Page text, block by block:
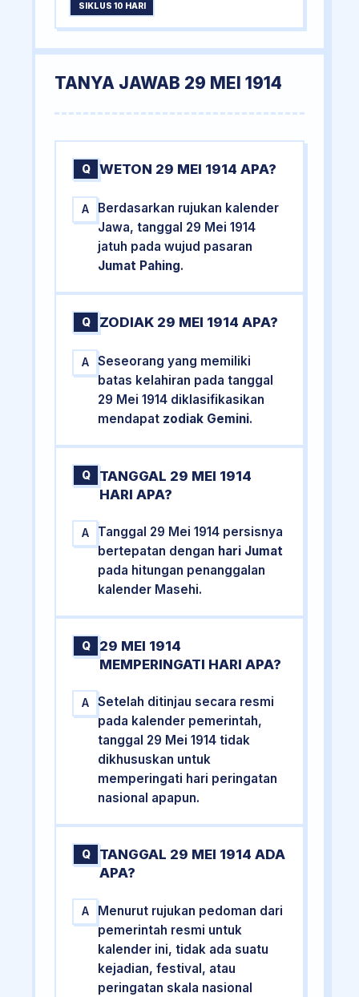
SIKLUS 10 HARI
TANYA JAWAB 29 MEI 1914
Q WETON 29 MEI 1914 APA?
A
Berdasarkan rujukan kalender
Jawa, tanggal 29 Mei 1914
jatuh pada wujud pasaran
Jumat Pahing.
Q ZODIAK 29 MEI 1914 APA?
A
Seseorang yang memiliki
batas kelahiran pada tanggal
29 Mei 1914 diklasifikasikan
mendapat zodiak Gemini.
Q
TANGGAL 29 MEI 1914
HARI APA?
A
Tanggal 29 Mei 1914 persisnya
bertepatan dengan hari Jumat
pada hitungan penanggalan
kalender Masehi.
Q
29 MEI 1914
MEMPERINGATI HARI APA?
A
Setelah ditinjau secara resmi
pada kalender pemerintah,
tanggal 29 Mei 1914 tidak
dikhususkan untuk
memperingati hari peringatan
nasional apapun.
Q
TANGGAL 29 MEI 1914 ADA
APA?
A
Menurut rujukan pedoman dari
pemerintah resmi untuk
kalender ini, tidak ada suatu
kejadian, festival, atau
peringatan skala nasional